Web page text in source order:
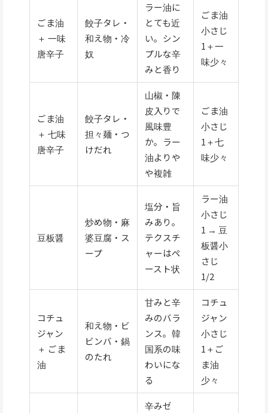
ごま油
＋ 一味
唐辛子
餃子タレ・
和え物・冷
奴
ラー油に
とても近
い。シン
プルな辛
みと香り
ごま油
小さじ
1＋一
味少々
ごま油
＋ 七味
唐辛子
餃子タレ・
担々麺・つ
けだれ
山椒・陳
皮入りで
風味豊
か。ラー
油よりや
や複雑
ごま油
小さじ
1＋七
味少々
豆板醤
炒め物・麻
婆豆腐・ス
ープ
塩分・旨
みあり。
テクスチ
ャーはペ
ースト状
ラー油
小さじ
1 → 豆
板醤小
さじ
1/2
コチュ
ジャン
＋ ごま
油
和え物・ビ
ビンバ・鍋
のたれ
甘みと辛
みのバラ
ンス。韓
国系の味
わいにな
る
コチュ
ジャン
小さじ
1＋ご
ま油
少々
辛みゼ